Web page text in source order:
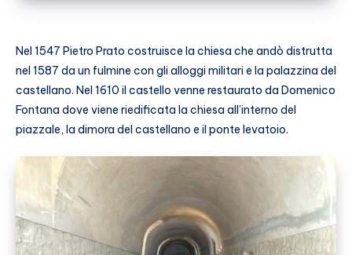
Nel 1547 Pietro Prato costruisce la chiesa che andò distrutta
nel 1587 da un fulmine con gli alloggi militari e la palazzina del
castellano. Nel 1610 il castello venne restaurato da Domenico
Fontana dove viene riedificata la chiesa all’interno del
piazzale, la dimora del castellano e il ponte levatoio.